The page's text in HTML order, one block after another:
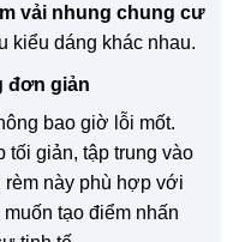
vải nhung chung cư
kiểu dáng khác nhau.
đơn giản
bao giờ lỗi mốt.
tối giản, tập trung vào
rèm này phù hợp với
tạo điểm nhấn